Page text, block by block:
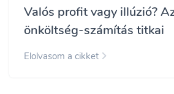
Valós profit vagy illúzió?
önköltség-számítás titkai
Elolvasom a cikket